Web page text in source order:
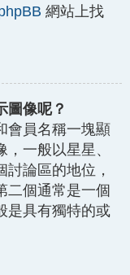
網站上找
圖像呢？
會員名稱一塊顯
一般以星星、
論區的地位，
二個通常是一個
是具有獨特的或